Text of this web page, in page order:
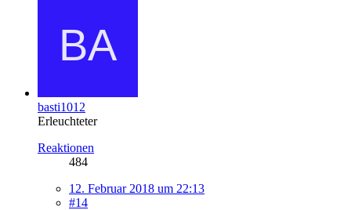
basti1012
Erleuchteter
Reaktionen
484
12. Februar 2018 um 22:13
#14